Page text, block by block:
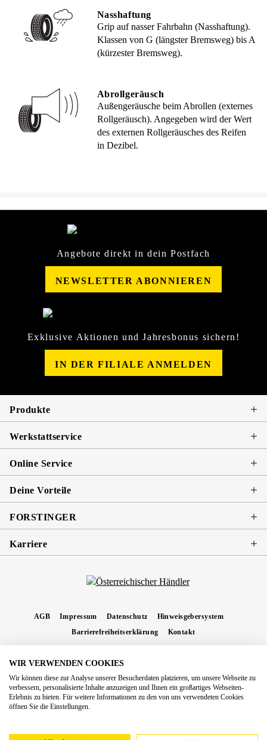
Nasshaftung
Grip auf nasser Fahrbahn (Nasshaftung).
Klassen von G (längster Bremsweg) bis A
(kürzester Bremsweg).
Abrollgeräusch
Außengeräusche beim Abrollen (externes
Rollgeräusch). Angegeben wird der Wert
des externen Rollgeräusches des Reifen
in Dezibel.
Angebote direkt in dein Postfach
NEWSLETTER ABONNIEREN
Exklusive Aktionen und Jahresbonus sichern!
IN DER FILIALE ANMELDEN
Produkte
Werkstattservice
Online Service
Deine Vorteile
FORSTINGER
Karriere
AGB Impressum Datenschutz
Hinweisgebersystem
Barrierefreiheitserklärung
Kontakt
Nachnahmegebühren, wenn nicht anders angegeben.
Copyright 2026 Forstinger Österreich GmbH
Königstetter Straße 128 - 134/OG3, 3430 Tulln
europäschen Online-Streitbeilegungs-Plattform hinzuweisen:
webgate.ec.europa.eu/odr
WIR VERWENDEN COOKIES
Wir können diese zur Analyse unserer Besucherdaten platzieren, um unsere Webseite zu
verbessern, personalisierte Inhalte anzuzeigen und Ihnen ein großartiges Webseiten-
Erlebnis zu bieten. Für weitere Informationen zu den von uns verwendeten Cookies
öffnen Sie die Einstellungen.